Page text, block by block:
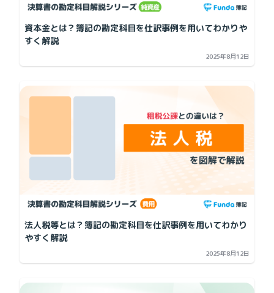
資本金とは？簿記の勘定科目を仕訳事例を用いてわかりや
すく解説
2025年8月12日
法人税等とは？簿記の勘定科目を仕訳事例を用いてわかり
やすく解説
2025年8月12日